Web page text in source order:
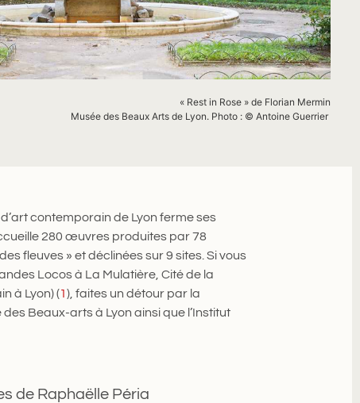
« Rest in Rose » de Florian Mermin
Musée des Beaux Arts de Lyon. Photo : © Antoine Guerrier
contemporain de Lyon ferme ses
280 œuvres produites par 78
fleuves » et déclinées sur 9 sites. Si vous
Locos à La Mulatière, Cité de la
à Lyon)(1), faites un détour par la
Beaux-arts à Lyon ainsi que l’Institut
de Raphaëlle Péria